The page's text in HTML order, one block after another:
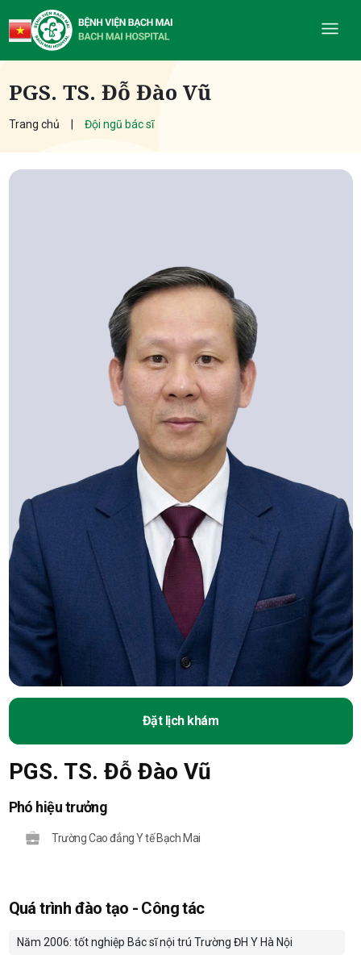
PGS. TS. Đỗ Đào Vũ
Trang chủ Đội ngũ bác sĩ
Đặt lịch khám
PGS. TS. Đỗ Đào Vũ
Phó hiệu trưởng
Trường Cao đẳng Y tế Bạch Mai
Quá trình đào tạo - Công tác
Năm 2006: tốt nghiệp Bác sĩ nội trú Trường ĐH Y Hà Nội